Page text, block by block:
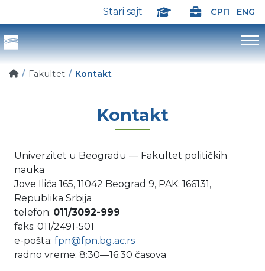
Stari sajt СРП ENG
Fakultet Kontakt
Kontakt
Univerzitet u Beogradu — Fakultet političkih
nauka
Jove Ilića 165, 11042 Beograd 9, PAK: 166131,
Republika Srbija
telefon: 011/3092-999
faks: 011/2491-501
e-pošta: fpn@fpn.bg.ac.rs
radno vreme: 8:30—16:30 časova